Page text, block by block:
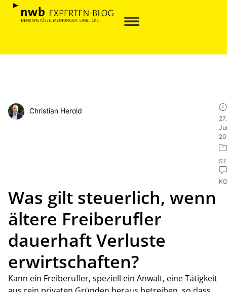
Christian Herold
27.
Was gilt steuerlich, wenn
ältere Freiberufler
dauerhaft Verluste
erwirtschaften?
Kann ein Freiberufler, speziell ein Anwalt, eine Tätigkeit